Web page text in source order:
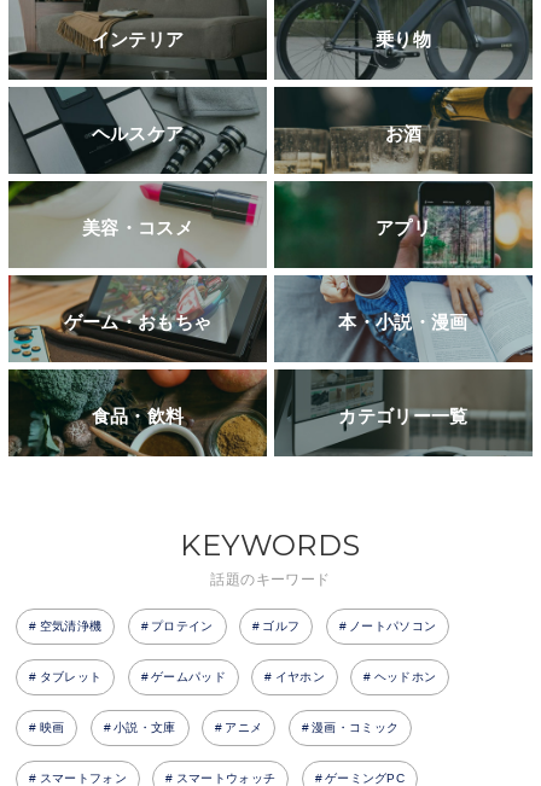
インテリア 乗り物
ヘルスケア お酒
美容・コスメ アプリ
ゲーム・おもちゃ 本・小説・漫画
食品・飲料 カテゴリー一覧
KEYWORDS
話題のキーワード
空気清浄機 プロテイン ゴルフ ノートパソコン
タブレット ゲームパッド イヤホン ヘッドホン
映画 小説・文庫 アニメ 漫画・コミック
スマートフォン スマートウォッチ ゲーミングPC